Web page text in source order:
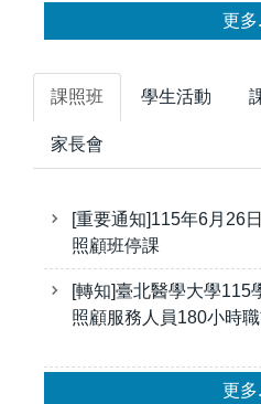
更多
課照班 學生活動
家長會
[重要通知]115年6月26
照顧班停課
[轉知]臺北醫學大學115
照顧服務人員180小時
更多